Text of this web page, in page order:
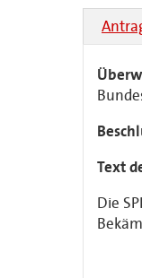
Text
Die